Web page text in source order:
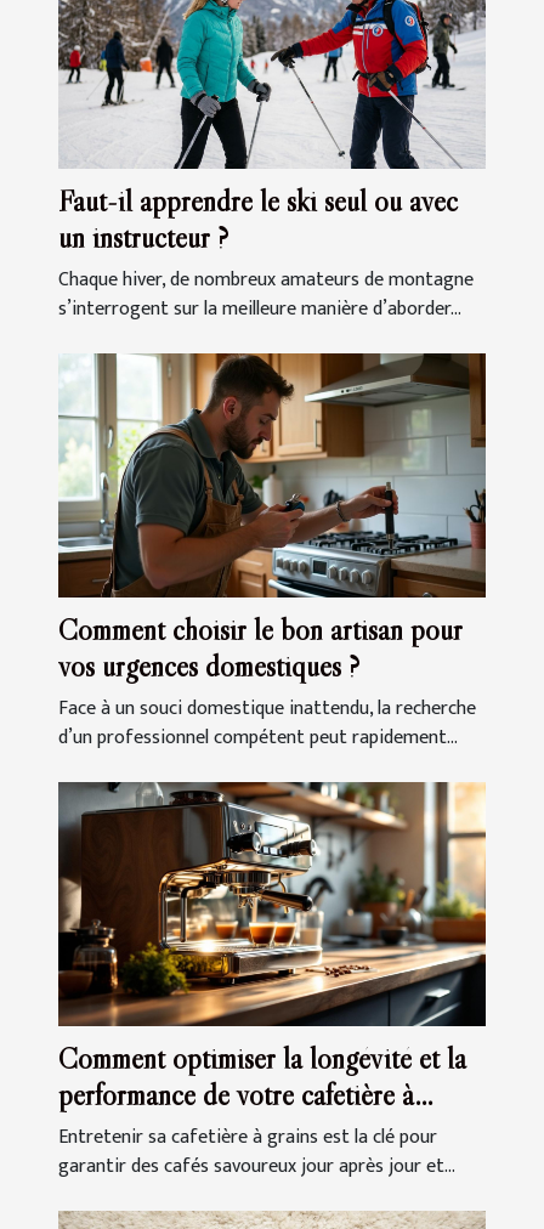
Faut-il apprendre le ski seul ou avec
un instructeur ?
Chaque hiver, de nombreux amateurs de montagne
s’interrogent sur la meilleure manière d’aborder...
Comment choisir le bon artisan pour
vos urgences domestiques ?
Face à un souci domestique inattendu, la recherche
d’un professionnel compétent peut rapidement...
Comment optimiser la longévité et la
performance de votre cafetière à
grains ?
Entretenir sa cafetière à grains est la clé pour
garantir des cafés savoureux jour après jour et...